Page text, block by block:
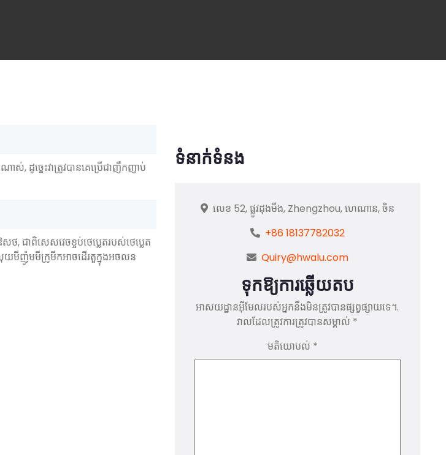
, ដូច្នេះវាត្រូវបានគេប្រើជាញឹកញាប់
ជាពិសេសវេចខ្ចប់ថេប្លេតរបស់ថេប្លេត
យមីញ៉ូមមីក្រូមីកអាចដើរតួក្នុងអចលន
ទំនាក់ទំនង
លេខ 52, ផ្លូវដុងមីង, Zhengzhou, ហេណាន, ចិន
+86 18137782032
Quiry@hwalu.com
ទុកឱ្យការឆ្លើយតប
អាសយដ្ឋានអ៊ីមែលរបស់អ្នកនឹងមិនត្រូវបានផ្សព្វផ្សាយទេ។.
វាលដែលត្រូវការត្រូវបានសម្គាល់ *
មតិយោបល់ *